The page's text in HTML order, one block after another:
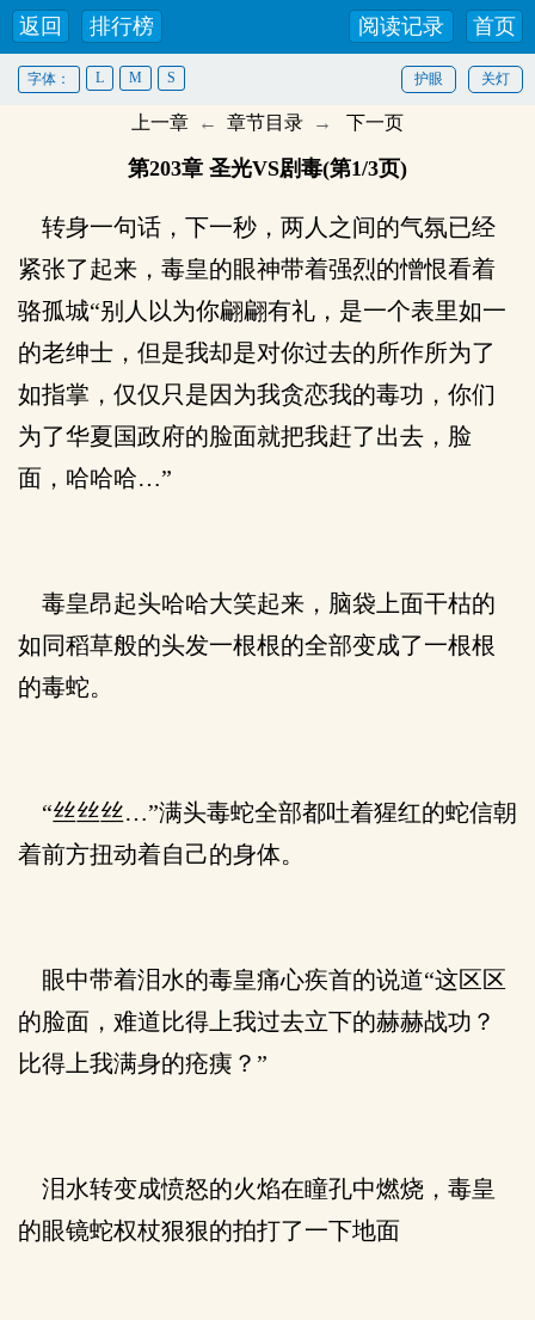
返回 排行榜 首页
阅读记录
关灯
护眼
字体： L M S
上一章 ← 章节目录 → 下一页
第203章 圣光VS剧毒(第1/3页)
转身一句话，下一秒，两人之间的气氛已经
紧张了起来，毒皇的眼神带着强烈的憎恨看着
骆孤城“别人以为你翩翩有礼，是一个表里如一
的老绅士，但是我却是对你过去的所作所为了
如指掌，仅仅只是因为我贪恋我的毒功，你们
为了华夏国政府的脸面就把我赶了出去，脸
面，哈哈哈…”
毒皇昂起头哈哈大笑起来，脑袋上面干枯的
如同稻草般的头发一根根的全部变成了一根根
的毒蛇。
“丝丝丝…”满头毒蛇全部都吐着猩红的蛇信朝
着前方扭动着自己的身体。
眼中带着泪水的毒皇痛心疾首的说道“这区区
的脸面，难道比得上我过去立下的赫赫战功？
比得上我满身的疮痍？”
泪水转变成愤怒的火焰在瞳孔中燃烧，毒皇
的眼镜蛇权杖狠狠的拍打了一下地面